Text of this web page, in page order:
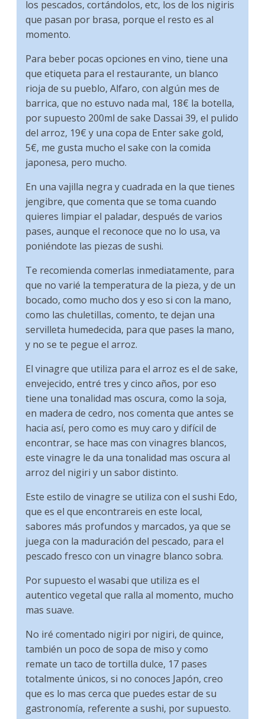
los pescados, cortándolos, etc, los de los nigiris
que pasan por brasa, porque el resto es al
momento.
Para beber pocas opciones en vino, tiene una
que etiqueta para el restaurante, un blanco
rioja de su pueblo, Alfaro, con algún mes de
barrica, que no estuvo nada mal, 18€ la botella,
por supuesto 200ml de sake Dassai 39, el pulido
del arroz, 19€ y una copa de Enter sake gold,
5€, me gusta mucho el sake con la comida
japonesa, pero mucho.
En una vajilla negra y cuadrada en la que tienes
jengibre, que comenta que se toma cuando
quieres limpiar el paladar, después de varios
pases, aunque el reconoce que no lo usa, va
poniéndote las piezas de sushi.
Te recomienda comerlas inmediatamente, para
que no varié la temperatura de la pieza, y de un
bocado, como mucho dos y eso si con la mano,
como las chuletillas, comento, te dejan una
servilleta humedecida, para que pases la mano,
y no se te pegue el arroz.
El vinagre que utiliza para el arroz es el de sake,
envejecido, entré tres y cinco años, por eso
tiene una tonalidad mas oscura, como la soja,
en madera de cedro, nos comenta que antes se
hacia así, pero como es muy caro y difícil de
encontrar, se hace mas con vinagres blancos,
este vinagre le da una tonalidad mas oscura al
arroz del nigiri y un sabor distinto.
Este estilo de vinagre se utiliza con el sushi Edo,
que es el que encontrareis en este local,
sabores más profundos y marcados, ya que se
juega con la maduración del pescado, para el
pescado fresco con un vinagre blanco sobra.
Por supuesto el wasabi que utiliza es el
autentico vegetal que ralla al momento, mucho
mas suave.
No iré comentado nigiri por nigiri, de quince,
también un poco de sopa de miso y como
remate un taco de tortilla dulce, 17 pases
totalmente únicos, si no conoces Japón, creo
que es lo mas cerca que puedes estar de su
gastronomía, referente a sushi, por supuesto.